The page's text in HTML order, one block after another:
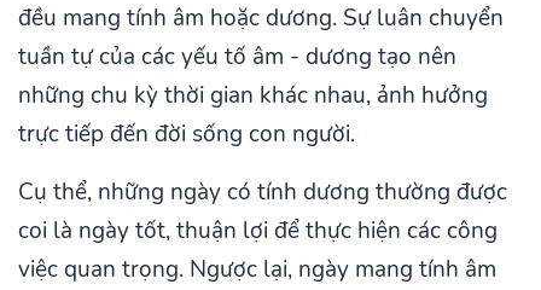
đều mang tính âm hoặc dương. Sự luân chuyển
tuần tự của các yếu tố âm - dương tạo nên
những chu kỳ thời gian khác nhau, ảnh hưởng
trực tiếp đến đời sống con người.
Cụ thể, những ngày có tính dương thường được
coi là ngày tốt, thuận lợi để thực hiện các công
việc quan trọng. Ngược lại, ngày mang tính âm